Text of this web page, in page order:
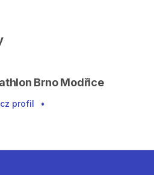
Brno Modřice
profil •